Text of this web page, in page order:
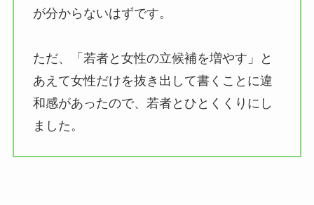
が分からないはずです。
ただ、「若者と女性の立候補を増やす」と
あえて女性だけを抜き出して書くことに違
和感があったので、若者とひとくくりにし
ました。